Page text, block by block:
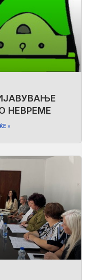
НЕВРЕМЕ
»